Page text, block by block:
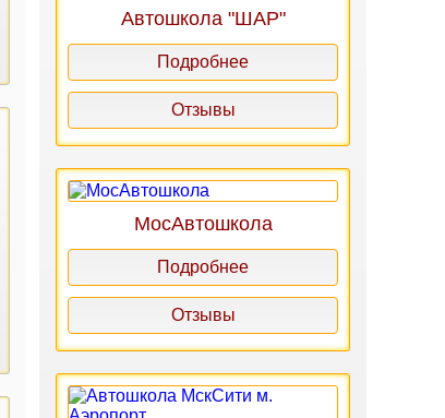
Автошкола "ШАР"
Подробнее
Отзывы
МосАвтошкола
Подробнее
Отзывы